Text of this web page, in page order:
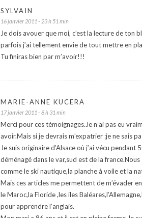
SYLVAIN
16 janvier 2011 - 23 h 51 min
Je dois avouer que moi, c’est la lecture de ton
parfois j’ai tellement envie de tout mettre en
Tu finiras bien par m’avoir!!!
MARIE-ANNE KUCERA
17 janvier 2011 - 8 h 31 min
Merci pour ces témoignages.Je n’ai pas eu
avoir.Mais si je devrais m’expatrier :je ne sais
Je suis originaire d’Alsace où j’ai vécu
déménagé dans le var,sud est de la
comme le ski nautique,la planche à voile et la
Mais ces articles me permettent de m’évader
le Maroc,la Floride ,les iles
pour apprendre l’anglais.